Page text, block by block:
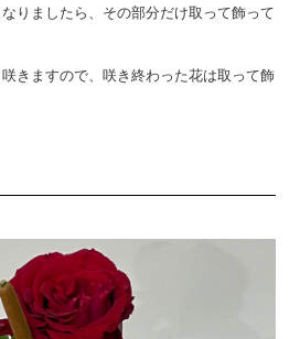
りましたら、その部分だけ取って飾って
きますので、咲き終わった花は取って飾